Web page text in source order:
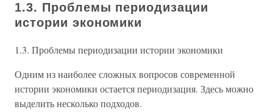
1.3. Проблемы периодизации
истории экономики
1.3. Проблемы периодизации истории экономики
Одним из наиболее сложных вопросов современной
истории экономики остается периодизация. Здесь можно
выделить несколько подходов.